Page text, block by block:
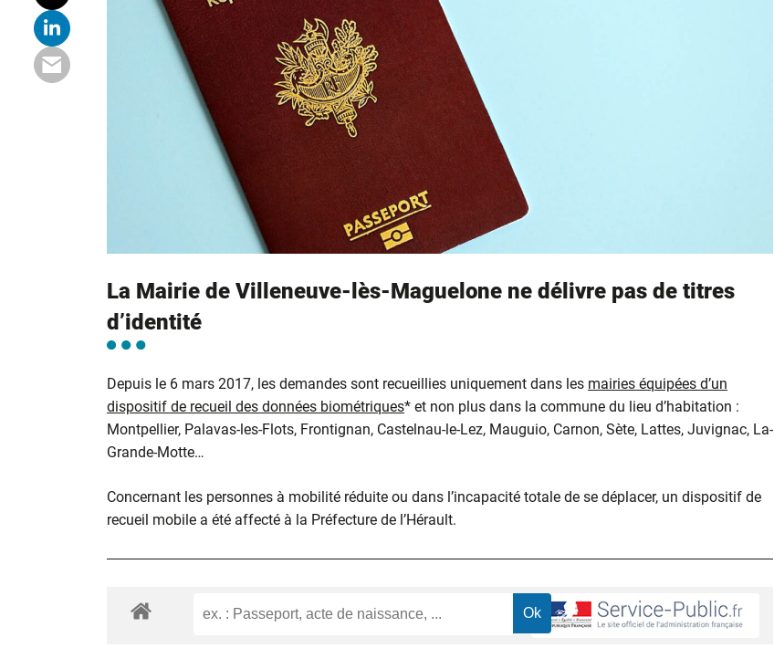
La Mairie de Villeneuve-lès-Maguelone ne délivre pas de titres
d’identité
Depuis le 6 mars 2017, les demandes sont recueillies uniquement dans les mairies équipées d’un
dispositif de recueil des données biométriques* et non plus dans la commune du lieu d’habitation :
Montpellier, Palavas-les-Flots, Frontignan, Castelnau-le-Lez, Mauguio, Carnon, Sète, Lattes, Juvignac, La-
Grande-Motte…
Concernant les personnes à mobilité réduite ou dans l’incapacité totale de se déplacer, un dispositif de
recueil mobile a été affecté à la Préfecture de l’Hérault.